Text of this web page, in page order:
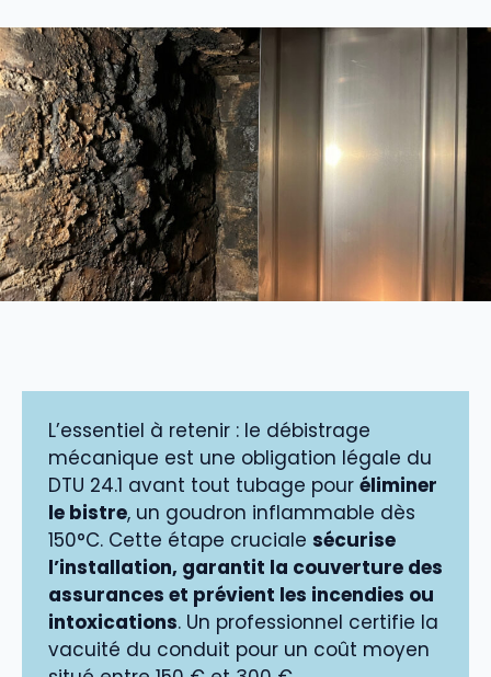
L’essentiel à retenir : le débistrage
mécanique est une obligation légale du
DTU 24.1 avant tout tubage pour éliminer
le bistre, un goudron inflammable dès
150°C. Cette étape cruciale sécurise
l’installation, garantit la couverture des
assurances et prévient les incendies ou
intoxications. Un professionnel certifie la
vacuité du conduit pour un coût moyen